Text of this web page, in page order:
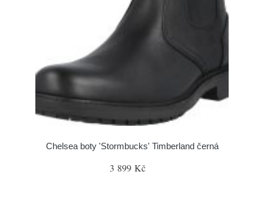
Chelsea boty 'Stormbucks' Timberland černá
3 899 Kč